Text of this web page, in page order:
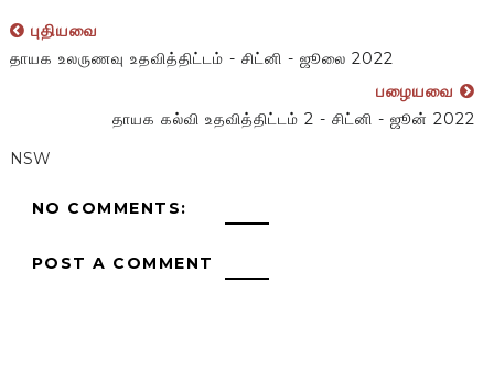
புதியவை
தாயக உலருணவு உதவித்திட்டம் - சிட்னி - ஜூலை 2022
பழையவை
தாயக கல்வி உதவித்திட்டம் 2 - சிட்னி - ஜூன் 2022
NSW
NO COMMENTS:
POST A COMMENT